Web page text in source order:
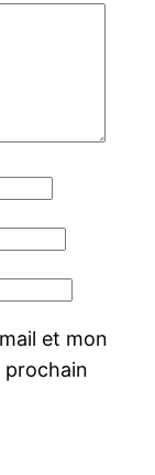
et mon
prochain